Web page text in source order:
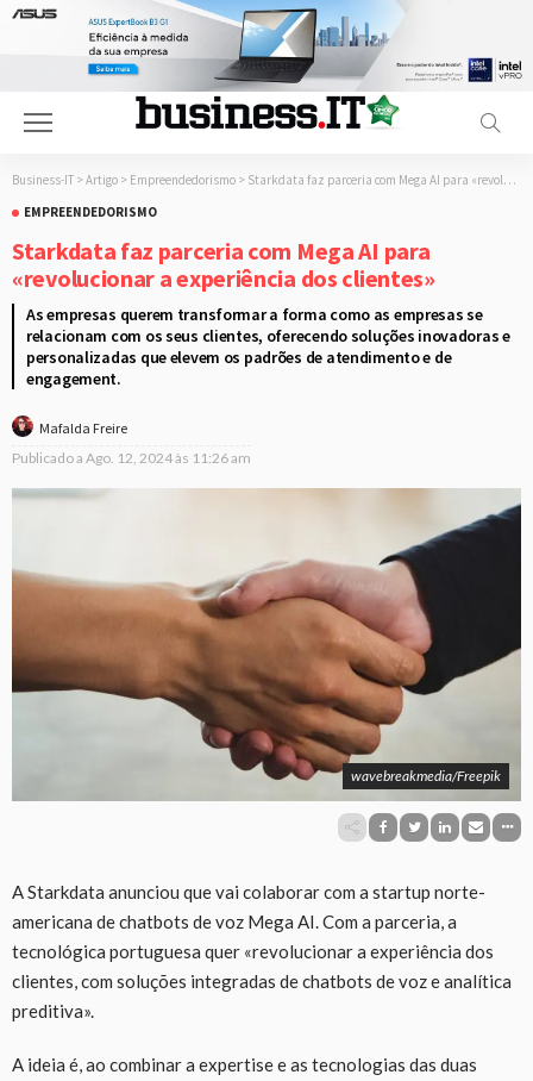
Business-IT > Artigo > Empreendedorismo > Starkdata faz parceria com Mega AI para «revolucionar a experiência dos clientes»
EMPREENDEDORISMO
Starkdata faz parceria com Mega AI para
«revolucionar a experiência dos clientes»
As empresas querem transformar a forma como as empresas se
relacionam com os seus clientes, oferecendo soluções inovadoras e
personalizadas que elevem os padrões de atendimento e de
engagement.
Mafalda Freire
Publicado a Ago. 12, 2024 às 11:26 am
wavebreakmedia/Freepik
A Starkdata anunciou que vai colaborar com a startup norte-
americana de chatbots de voz Mega AI. Com a parceria, a
tecnológica portuguesa quer «revolucionar a experiência dos
clientes, com soluções integradas de chatbots de voz e analítica
preditiva».
A ideia é, ao combinar a expertise e as tecnologias das duas